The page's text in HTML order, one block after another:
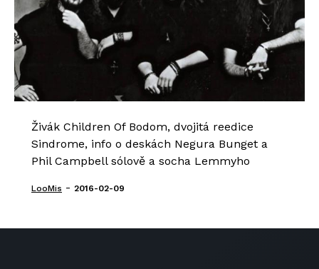
Živák Children Of Bodom, dvojitá reedice
Sindrome, info o deskách Negura Bunget a
Phil Campbell sólově a socha Lemmyho
LooMis - 2016-02-09